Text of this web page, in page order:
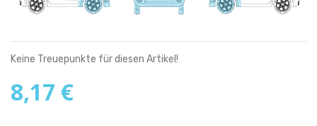
Keine Treuepunkte für diesen Artikel!
8,17 €